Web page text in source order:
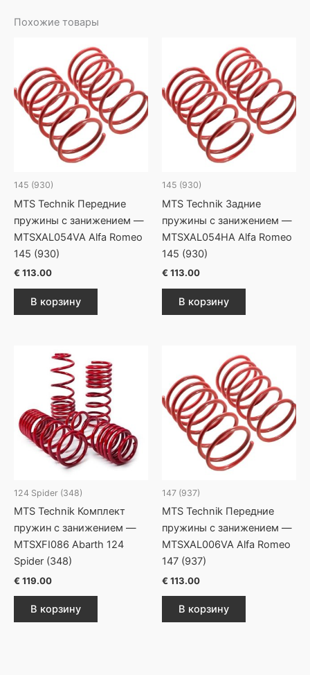
Похожие товары
145 (930)
MTS Technik Передние
пружины с занижением —
MTSXAL054VA Alfa Romeo
145 (930)
€ 113.00
В корзину
145 (930)
MTS Technik Задние
пружины с занижением —
MTSXAL054HA Alfa Romeo
145 (930)
€ 113.00
В корзину
124 Spider (348)
MTS Technik Комплект
пружин с занижением —
MTSXFI086 Abarth 124
Spider (348)
€ 119.00
В корзину
147 (937)
MTS Technik Передние
пружины с занижением —
MTSXAL006VA Alfa Romeo
147 (937)
€ 113.00
В корзину